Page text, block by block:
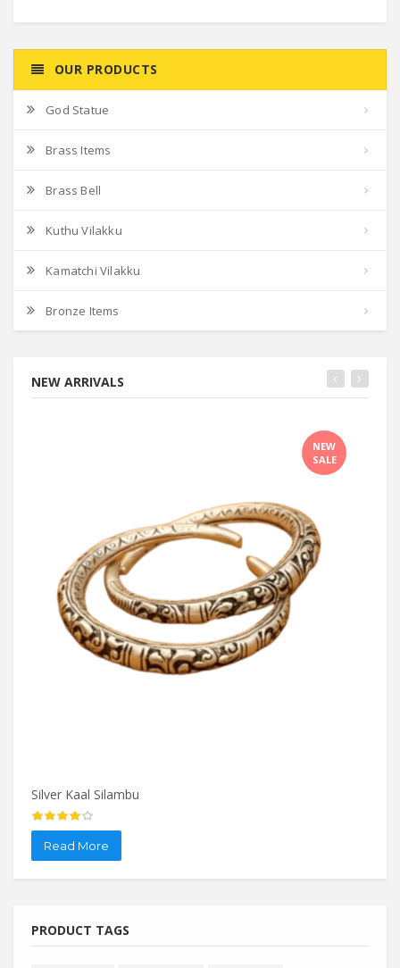
OUR PRODUCTS
God Statue
Brass Items
Brass Bell
Kuthu Vilakku
Kamatchi Vilakku
Bronze Items
NEW ARRIVALS
NEW
SALE
Silver Kaal Silambu
Read More
PRODUCT TAGS